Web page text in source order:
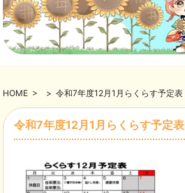
HOME > > 令和7年度12月1月らくらす予定表
令和7年度12月1月らくらす予定表